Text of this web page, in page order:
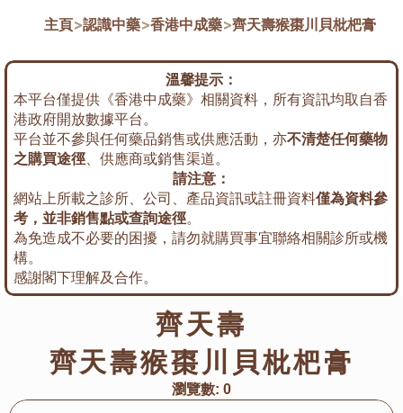
主頁>認識中藥>香港中成藥>齊天壽猴棗川貝枇杷膏
溫馨提示：
本平台僅提供《香港中成藥》相關資料，所有資訊均取自香
港政府開放數據平台。
平台並不參與任何藥品銷售或供應活動，亦不清楚任何藥物
之購買途徑、供應商或銷售渠道。
請注意：
網站上所載之診所、公司、產品資訊或註冊資料僅為資料參
考，並非銷售點或查詢途徑。
為免造成不必要的困擾，請勿就購買事宜聯絡相關診所或機
構。
感謝閣下理解及合作。
齊天壽
齊天壽猴棗川貝枇杷膏
瀏覽數: 0